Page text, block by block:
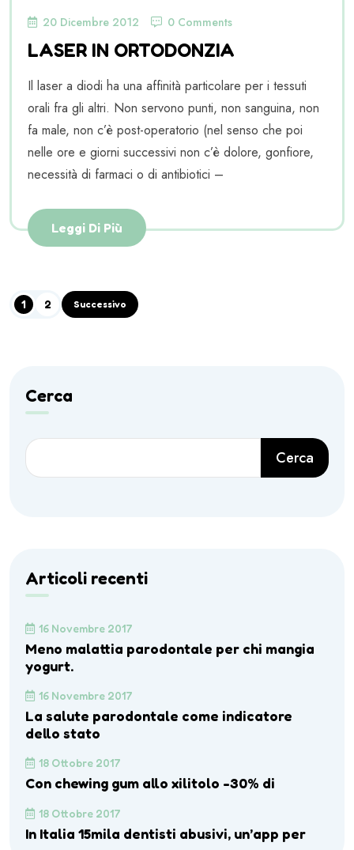
20 Dicembre 2012 0 Comments
LASER IN ORTODONZIA
Il laser a diodi ha una affinità particolare per i tessuti
orali fra gli altri. Non servono punti, non sanguina, non
fa male, non c’è post-operatorio (nel senso che poi
nelle ore e giorni successivi non c’è dolore, gonfiore,
necessità di farmaci o di antibiotici –
Leggi Di Più
1 2 Successivo
Cerca
Cerca
Articoli recenti
16 Novembre 2017
Meno malattia parodontale per chi mangia
yogurt.
16 Novembre 2017
La salute parodontale come indicatore
dello stato
18 Ottobre 2017
Con chewing gum allo xilitolo -30% di
18 Ottobre 2017
In Italia 15mila dentisti abusivi, un’app per